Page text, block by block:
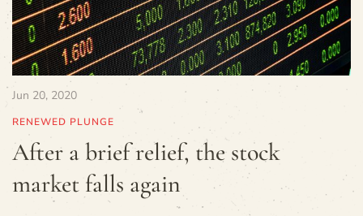
Jun 20, 2020
RENEWED PLUNGE
After a brief relief, the stock
market falls again